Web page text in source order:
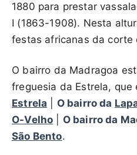
1880 para prestar
I (1863-1908). Nesta
festas africanas da corte
O bairro da Madragoa
freguesia da Estrela, que
Estrela
O bairro da
O-Velho
O bairro da
São Bento.